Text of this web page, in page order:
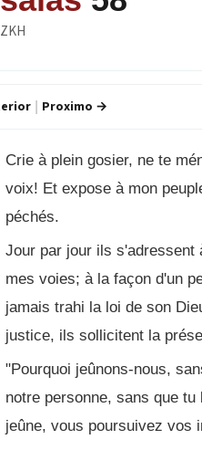
Proximo →
Crie à plein gosier, ne te
voix! Et expose à mon
péchés.
Jour par jour ils s'adressent
mes voies; à la façon d'un
jamais trahi la loi de son
justice, ils sollicitent la
"Pourquoi jeûnons-nous,
notre personne, sans que
jeûne, vous poursuivez vos